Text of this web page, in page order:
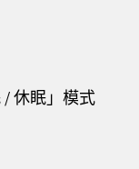
休眠」模式